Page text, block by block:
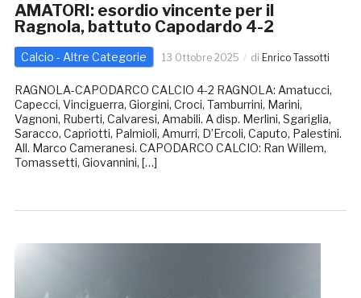
AMATORI: esordio vincente per il
Ragnola, battuto Capodardo 4-2
Calcio - Altre Categorie 13 Ottobre 2025 di Enrico Tassotti
RAGNOLA-CAPODARCO CALCIO 4-2 RAGNOLA: Amatucci,
Capecci, Vinciguerra, Giorgini, Croci, Tamburrini, Marini,
Vagnoni, Ruberti, Calvaresi, Amabili. A disp. Merlini, Sgariglia,
Saracco, Capriotti, Palmioli, Amurri, D’Ercoli, Caputo, Palestini.
All. Marco Cameranesi. CAPODARCO CALCIO: Ran Willem,
Tomassetti, Giovannini, […]